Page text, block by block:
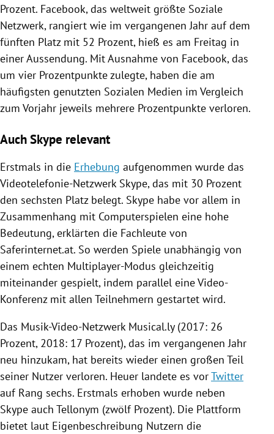
Prozent. Facebook, das weltweit größte Soziale
Netzwerk, rangiert wie im vergangenen Jahr auf dem
fünften Platz mit 52 Prozent, hieß es am Freitag in
einer Aussendung. Mit Ausnahme von Facebook, das
um vier Prozentpunkte zulegte, haben die am
häufigsten genutzten Sozialen Medien im Vergleich
zum Vorjahr jeweils mehrere Prozentpunkte verloren.
Auch Skype relevant
Erstmals in die Erhebung aufgenommen wurde das
Videotelefonie-Netzwerk Skype, das mit 30 Prozent
den sechsten Platz belegt. Skype habe vor allem in
Zusammenhang mit Computerspielen eine hohe
Bedeutung, erklärten die Fachleute von
Saferinternet.at. So werden Spiele unabhängig von
einem echten Multiplayer-Modus gleichzeitig
miteinander gespielt, indem parallel eine Video-
Konferenz mit allen Teilnehmern gestartet wird.
Das Musik-Video-Netzwerk Musical.ly (2017: 26
Prozent, 2018: 17 Prozent), das im vergangenen Jahr
neu hinzukam, hat bereits wieder einen großen Teil
seiner Nutzer verloren. Heuer landete es vorTwitter
auf Rang sechs. Erstmals erhoben wurde neben
Skype auch Tellonym (zwölf Prozent). Die Plattform
bietet laut Eigenbeschreibung Nutzern die